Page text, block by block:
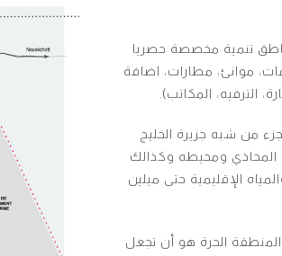
تنمية مخصصة حصريا
موانئ، مطارات، اضافة
الترفيه، المكاتب).
من شبه جزيرة الخليج
المحاذي ومحيطه وكذالك
الإقليمية حتى ميلين
المنطقة الحرة هو أن تجعل